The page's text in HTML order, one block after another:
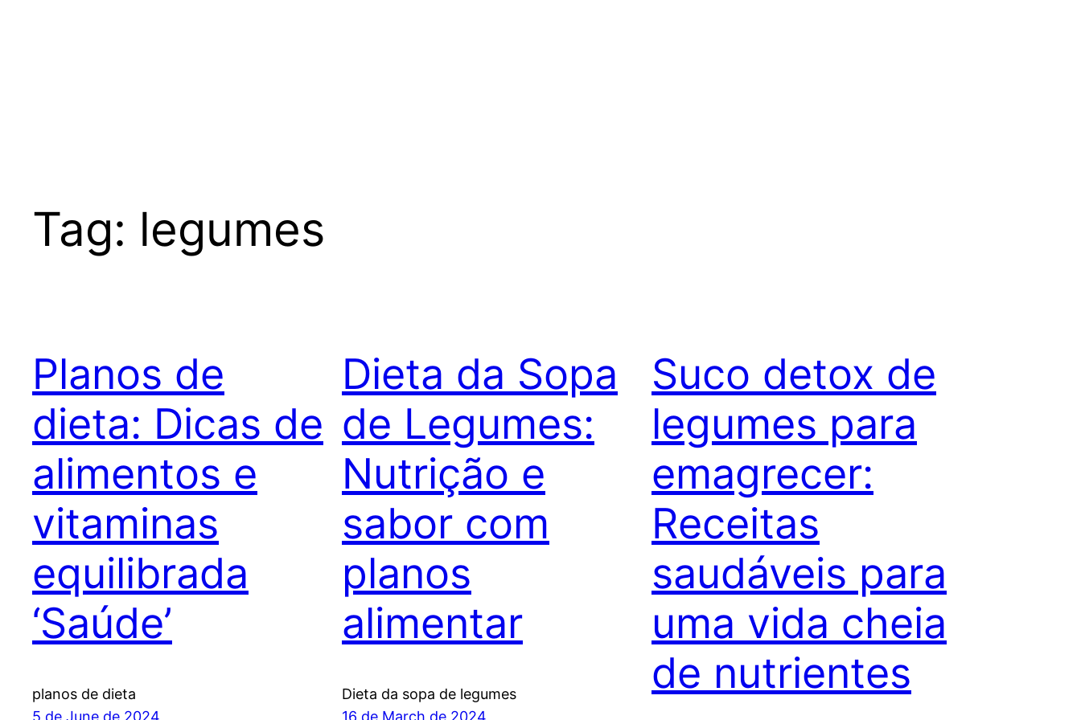
Tag: legumes
Planos de
dieta: Dicas de
alimentos e
vitaminas
equilibrada
‘Saúde’
planos de dieta
5 de June de 2024
Dieta da Sopa
de Legumes:
Nutrição e
sabor com
planos
alimentar
Dieta da sopa de legumes
16 de March de 2024
Suco detox de
legumes para
emagrecer:
Receitas
saudáveis para
uma vida cheia
de nutrientes